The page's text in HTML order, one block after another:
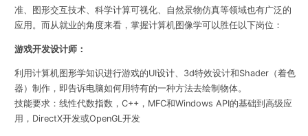
准、图形交互技术、科学计算可视化、自然景物仿真等领域也有广泛的
应用。而从就业的角度来看，掌握计算机图像学可以胜任以下岗位：
游戏开发设计师：
利用计算机图形学知识进行游戏的UI设计、3d特效设计和Shader（着色
器）制作，即告诉电脑如何用特有的一种方法去绘制物体。
技能要求： 线性代数指数，C++，MFC和Windows API的基础到高级应
用，DirectX开发或OpenGL开发